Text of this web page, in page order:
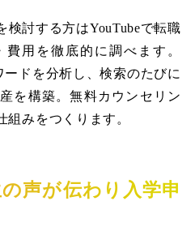
検討する方はYouTubeで転職
用を徹底的に調べます。
ドを分析し、検索のたびに
を構築。無料カウンセリン
みをつくります。
声が伝わり入学申